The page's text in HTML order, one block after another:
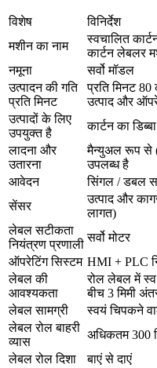
विशेष
विनिर्देश
मशीन का नाम
स्वचालित
कार्टन लेबलर
नमूना
सर्वो मॉडल
उत्पादन की गति
प्रति मिनट
प्रति मिनट
उत्पाद और
उत्पादों के लिए
उपयुक्त है
कार्टन का डिब्बा
लादना और
उतारना
मैन्युअल रूप से
उपलब्ध है
आवेदन
सिंगल / डबल
सेंसर
उत्पाद और
लागत)
लेबल सटीकता
नियंत्रण प्रणाली
सर्वो मोटर
ऑपरेटिंग सिस्टम HMI + PLC
लेबल की
आवश्यकता
रोल लेबल में
बीच 3 मिमी
लेबल सामग्री
स्वयं चिपकने
लेबल रोल बाहरी
व्यास
अधिकतम 300
लेबल रोल दिशा
बाएं से दाएं